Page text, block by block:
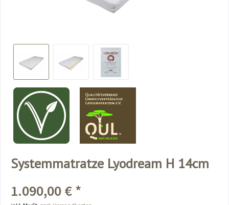
Systemmatratze Lyodream H 14cm
1.090,00 € *